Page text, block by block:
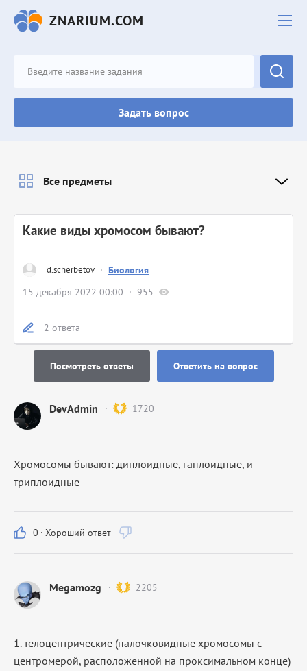
ZNARIUM.COM
Задать вопрос
d.scherbetov · Биология
15 декабря 2022 00:00
955
Какие виды хромосом бывают?
2 ответа
Посмотреть ответы Ответить на вопрос
DevAdmin 1720
Хромосомы бывают: диплоидные, гаплоидные, и
триплоидные
0 · Хороший ответ
Megamozg 2205
1. телоцентрические (палочковидные хромосомы с
центромерой, расположенной на проксимальном конце)
Все предметы